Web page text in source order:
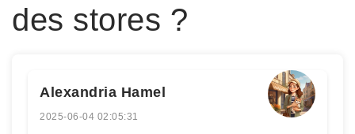
des stores ?
Alexandria Hamel
2025-06-04 02:05:31